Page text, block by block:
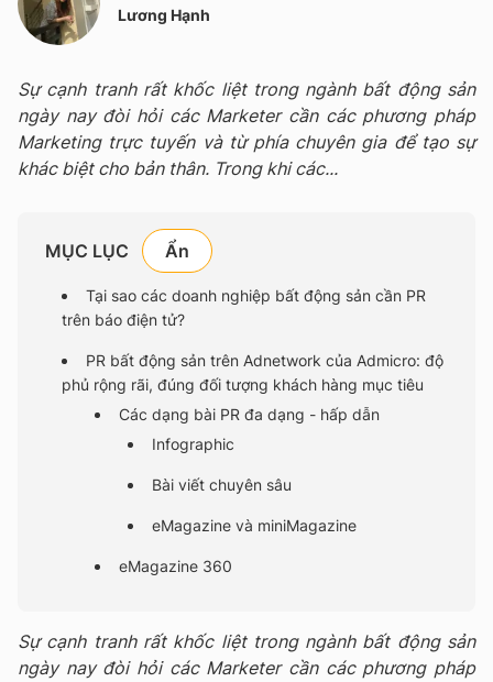
Lương Hạnh
Sự cạnh tranh rất khốc liệt trong ngành bất động sản
ngày nay đòi hỏi các Marketer cần các phương pháp
Marketing trực tuyến và từ phía chuyên gia để tạo sự
khác biệt cho bản thân. Trong khi các...
MỤC LỤC
Tại sao các doanh nghiệp bất động sản cần PR
trên báo điện tử?
PR bất động sản trên Adnetwork của Admicro: độ
phủ rộng rãi, đúng đối tượng khách hàng mục tiêu
Các dạng bài PR đa dạng - hấp dẫn
Infographic
Bài viết chuyên sâu
eMagazine và miniMagazine
eMagazine 360
Sự cạnh tranh rất khốc liệt trong ngành bất động sản
ngày nay đòi hỏi các Marketer cần các phương pháp